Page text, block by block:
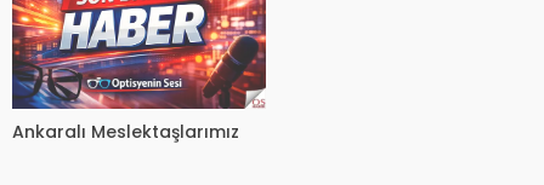
Ankaralı Meslektaşlarımız